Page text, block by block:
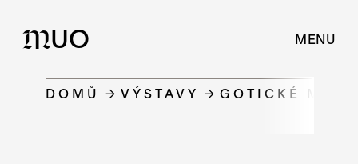
MUO MENU
DOMŮ VÝSTAVY GOTICKÉ